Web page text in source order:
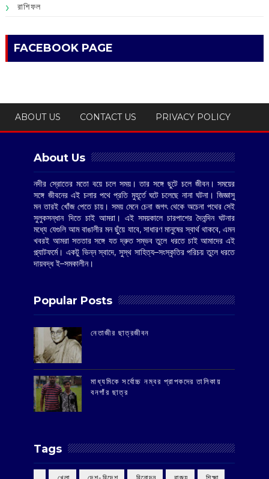
রাশিফল
FACEBOOK PAGE
ABOUT US CONTACT US PRIVACY POLICY
About Us
নদীর স্রোতের মতো বয়ে চলে সময়। তার সঙ্গে ছুটে চলে জীবন। সময়ের
সঙ্গে জীবনের এই চলার পথে প্রতি মুহূর্তে ঘটে চলেছে নানা ঘটনা। জিজ্ঞাসু
মন তারই খোঁজ পেতে চায়। সময় মেনে চেনা জগৎ থেকে অচেনা পথের সেই
সুলুকসন্ধান দিতে চাই আমরা। এই সময়কালে চারপাশের দৈনন্দিন ঘটনার
মধ্যে যেগুলি আম বাঙালীর মন ছুঁয়ে যাবে, সাধারণ মানুষের স্বার্থ থাকবে, এমন
খবরই আমরা সততার সঙ্গে যত দ্রুত সম্ভব তুলে ধরতে চাই আমাদের এই
প্ল্যাটফর্মে। একটু ভিন্ন স্বাদে, সুস্থ সাহিত্য–সংস্কৃতির পরিচয় তুলে ধরতে
দায়বদ্ধ ই–সমকালীন।
Popular Posts
‌নেতাজীর ছাত্রজীবন
মাধ্যমিকে সর্বোচ্চ নম্বর প্রাপকদের তালিকায়
বনগাঁর ছাত্র
Tags